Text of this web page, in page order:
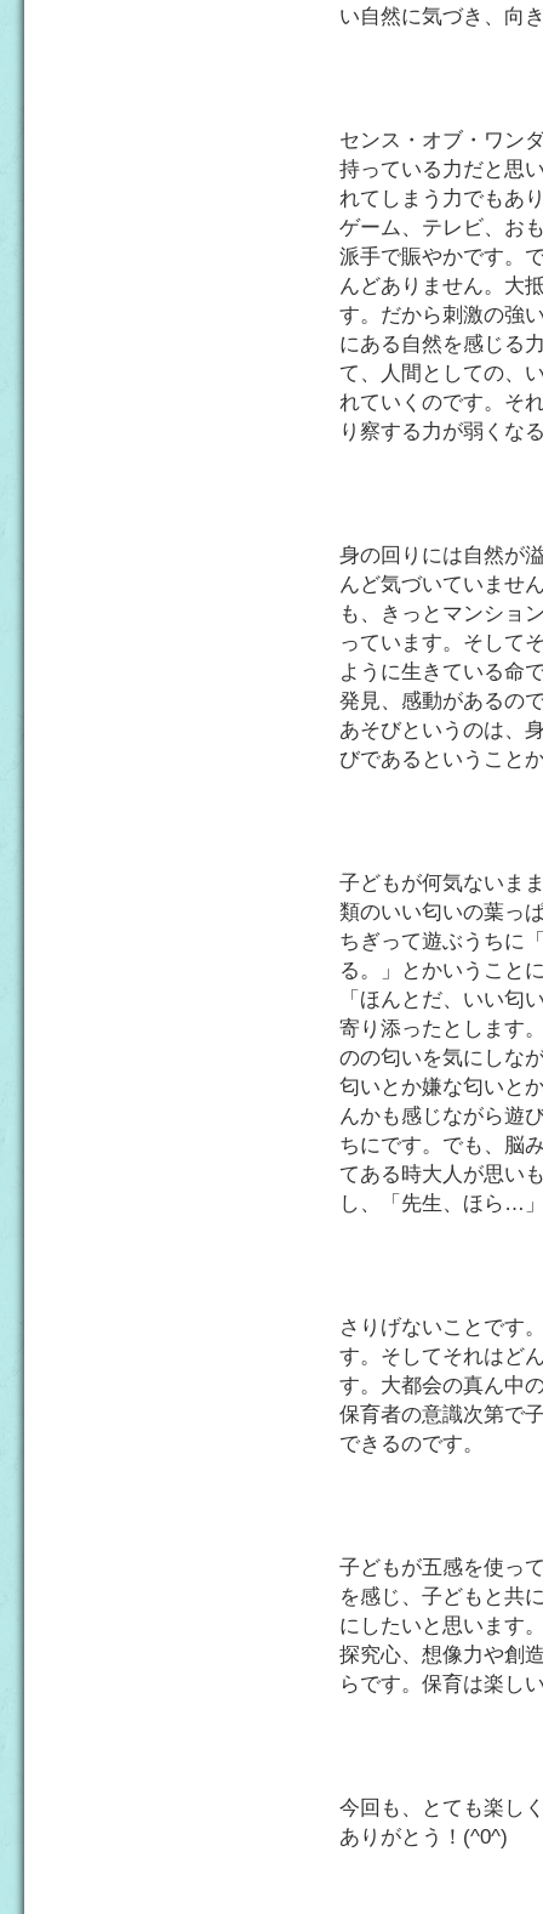
い自然に気づき、向
センス・オブ・ワン
持っている力だと思
れてしまう力でもあ
ゲーム、テレビ、お
派手で賑やかです。
んどありません。大
す。だから刺激の強
にある自然を感じる
て、人間としての、
れていくのです。そ
り察する力が弱くな
身の回りには自然が
んど気づいていませ
も、きっとマンショ
っています。そして
ように生きている命
発見、感動があるの
あそびというのは、
びであるということ
子どもが何気ないま
類のいい匂いの葉っ
ちぎって遊ぶうちに
る。」とかいうこと
「ほんとだ、いい匂
寄り添ったとします
のの匂いを気にしな
匂いとか嫌な匂いと
んかも感じながら遊
ちにです。でも、脳
てある時大人が思い
し、「先生、ほら…
さりげないことです
す。そしてそれはど
す。大都会の真ん中
保育者の意識次第で
できるのです。
子どもが五感を使っ
を感じ、子どもと共
にしたいと思います
探究心、想像力や創
らです。保育は楽し
今回も、とても楽し
ありがとう！(^0^)